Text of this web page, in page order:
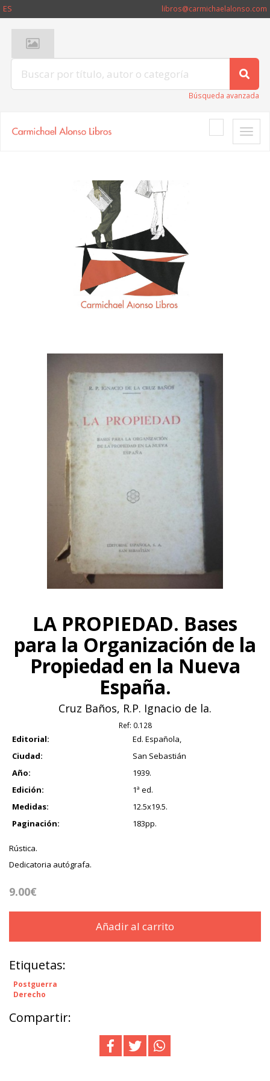
ES libros@carmichaelalonso.com
Búsqueda avanzada
Toggle
LA PROPIEDAD. Bases
para la Organización de la
Propiedad en la Nueva
España.
Cruz Baños, R.P. Ignacio de la.
Ref: 0.128
Editorial:
Ed. Española,
Ciudad:
San Sebastián
Año:
1939.
Edición:
1ª ed.
Medidas:
12.5x19.5.
Paginación:
183pp.
Rústica.
Dedicatoria autógrafa.
9.00€
Añadir al carrito
Etiquetas:
Postguerra
Derecho
Compartir: